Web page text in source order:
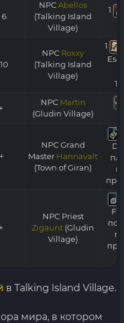
NPCAbellos
(Talking Island
Village)
1
NPC Roxxy
(Talking Island
Village)
1
NPCMartin
(Gludin Village)
NPC Grand
Master Hannavalt
(Town of Giran)
NPC Priest
Zigaunt (Gludin
Village)
в Talking Island Village.
мира, в котором